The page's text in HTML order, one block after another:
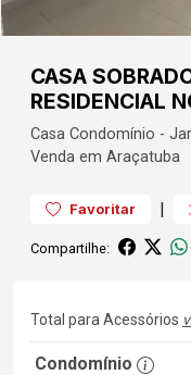
CASA
RESIDENCIAL
Casa Condomínio -
Venda em Araçatuba
Favoritar |
Compartilhe:
Total para Acessórios
Condomínio